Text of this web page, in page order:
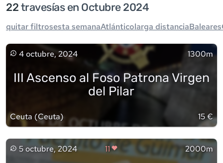
22 travesías en Octubre 2024
quitar filtrosesta semanaAtlánticolarga distanciaBaleares
4 octubre, 2024 1300m
III Ascenso al Foso Patrona Virgen
del Pilar
Ceuta (Ceuta) 15 €
5 octubre, 2024 11 2000m